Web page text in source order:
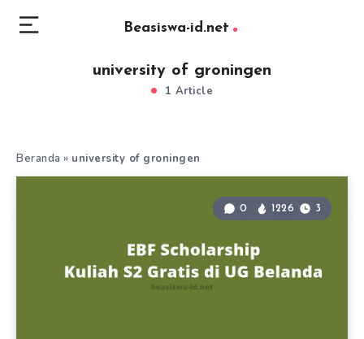
Beasiswa-id.net
university of groningen
1 Article
Beranda » university of groningen
0 1226 3